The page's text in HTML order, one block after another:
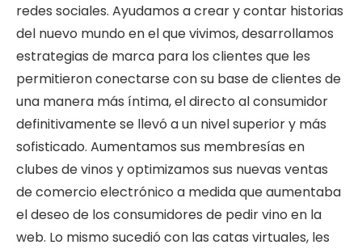
redes sociales. Ayudamos a crear y contar historias
del nuevo mundo en el que vivimos, desarrollamos
estrategias de marca para los clientes que les
permitieron conectarse con su base de clientes de
una manera más íntima, el directo al consumidor
definitivamente se llevó a un nivel superior y más
sofisticado. Aumentamos sus membresías en
clubes de vinos y optimizamos sus nuevas ventas
de comercio electrónico a medida que aumentaba
el deseo de los consumidores de pedir vino en la
web. Lo mismo sucedió con las catas virtuales, les